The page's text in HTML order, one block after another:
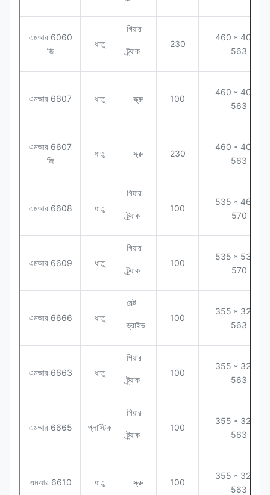
এমআর 6060
জি
ধাতু
গিয়ার
ট্র্যাক
230
460 * 400 *
563
এমআর 6607 ধাতু স্ক্রু 100
460 * 400 *
563
এমআর 6607
জি
ধাতু স্ক্রু 230
460 * 400 *
563
এমআর 6608 ধাতু
গিয়ার
ট্র্যাক
100
535 * 460 *
570
এমআর 6609 ধাতু
গিয়ার
ট্র্যাক
100
535 * 530 *
570
এমআর 6666 ধাতু
বেল্ট
ড্রাইভ
100
355 * 320 *
563
এমআর 6663 ধাতু
গিয়ার
ট্র্যাক
100
355 * 320 *
563
এমআর 6665 প্লাস্টিক
গিয়ার
ট্র্যাক
100
355 * 320 *
563
এমআর 6610 ধাতু স্ক্রু 100
355 * 320 *
563